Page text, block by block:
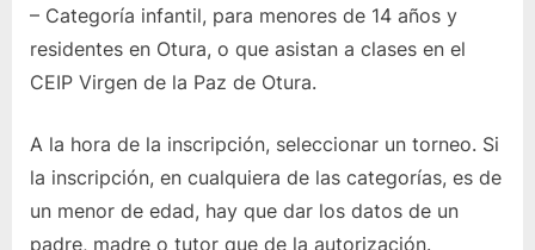
– Categoría infantil, para menores de 14 años y
residentes en Otura, o que asistan a clases en el
CEIP Virgen de la Paz de Otura.
A la hora de la inscripción, seleccionar un torneo. Si
la inscripción, en cualquiera de las categorías, es de
un menor de edad, hay que dar los datos de un
padre, madre o tutor que de la autorización.